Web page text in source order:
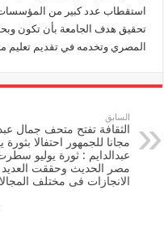
استقطاب عدد كبير من
تحقيق هدف الجامعة بأن تكون
المصري وتخدمه في تقديم تعليم
السابق
الثقافة تفتح متحف جمال عبد
مجانا للجمهور احتفالا بثورة
عبدالدايم : ثورة يوليو
مصر الحديث وحققت
الانجازات فى مختلف